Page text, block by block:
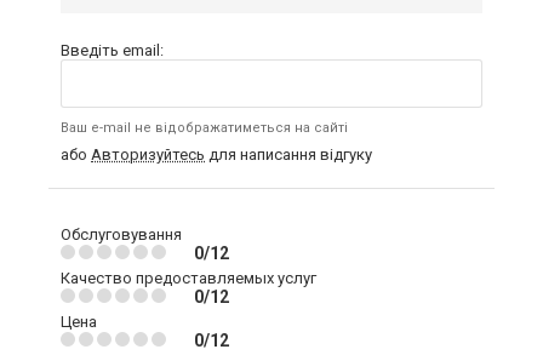
Введіть email:
Ваш e-mail не відображатиметься на сайті
або Авторизуйтесь для написання відгуку
Обслуговування
0/12
Качество предоставляемых услуг
0/12
Цена
0/12